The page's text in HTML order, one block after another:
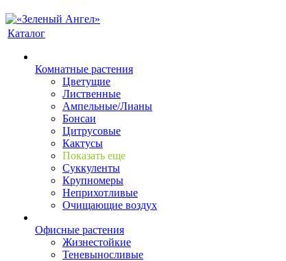
Каталог
Комнатные растения
Цветущие
Лиственные
Ампельные/Лианы
Бонсаи
Цитрусовые
Кактусы
Показать еще
Суккуленты
Крупномеры
Неприхотливые
Очищающие воздух
Офисные растения
Жизнестойкие
Теневыносливые